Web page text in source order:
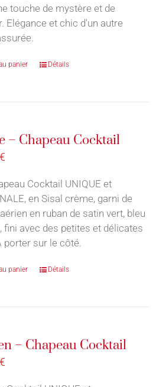
touche de mystère et de
Elégance et chic d'un autre
panier Détails
– Chapeau Cocktail
€
Cocktail UNIQUE et
en Sisal crème, garni de
en ruban de satin vert, bleu
fini avec des petites et délicates
porter sur le côté.
panier Détails
– Chapeau Cocktail
€